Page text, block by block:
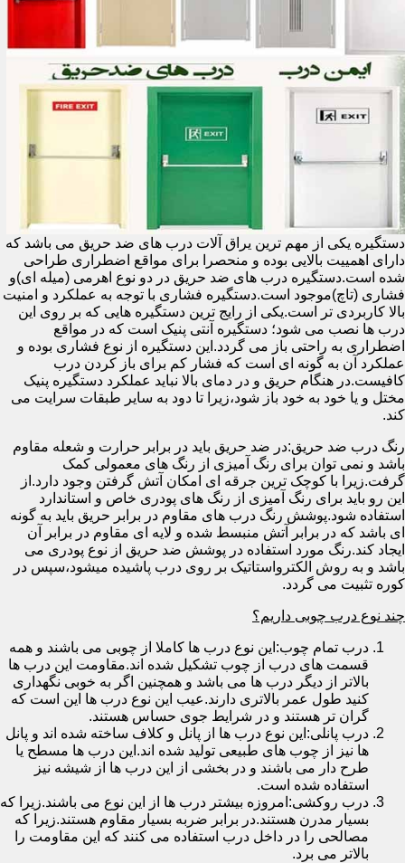
دستگیره یکی از مهم ترین یراق آلات درب های ضد حریق می باشد که
دارای اهمییت بالایی بوده و منحصرا برای مواقع اضطراری طراحی
شده است.دستگیره درب های ضد حریق در دو نوع اهرمی (میله ای)و
فشاری (تاچ)موجود است.دستگیره فشاری با توجه به عملکرد و امنیت
بالا کاربردی تر است.یکی از رایج ترین دستگیره هایی که بر روی این
درب ها نصب می شود؛ دستگیره آنتی پنیک است که در مواقع
اضطراری به راحتی باز می گردد.این دستگیره از نوع فشاری بوده و
عملکرد آن به گونه ای است که فشار کم برای باز کردن درب
کافیست.در هنگام حریق و در دمای بالا نباید عملکرد دستگیره پنیک
مختل و یا خود به خود باز شود،زیرا تا دود به سایر طبقات سرایت می
کند.
رنگ درب ضد حریق:در ضد حریق باید در برابر حرارت و شعله مقاوم
باشد و نمی توان برای رنگ آمیزی از رنگ های معمولی کمک
گرفت.زیرا با کوچک ترین جرقه ای امکان آتش گرفتن وجود دارد.از
این رو باید برای رنگ آمیزی از رنگ های پودری خاص و استاندارد
استفاده شود.پوشش رنگ درب های مقاوم در برابر حریق باید به گونه
ای باشد که در برابر آتش منبسط شده و لایه ای مقاوم در برابر آن
ایجاد کند.رنگ مورد استفاده در پوشش ضد حریق از نوع پودری می
باشد و به روش الکترواستاتیک بر روی درب پاشیده میشود،سپس در
کوره تثبیت می گردد.
چند نوع درب چوبی داریم؟
درب تمام چوب:این نوع درب ها کاملا از چوبی می باشند و همه
قسمت های درب از چوب تشکیل شده اند.مقاومت این درب ها
بالاتر از دیگر درب ها می باشد و همچنین اگر به خوبی نگهداری
کنید طول عمر بالاتری دارند.عیب این نوع درب ها این است که
گران تر هستند و در شرایط جوی حساس هستند.
درب پانلی:این نوع درب ها از پانل و کلاف ساخته شده اند و پانل
ها نیز از چوب های طبیعی تولید شده اند.این درب ها مسطح یا
طرح دار می باشند و در بخشی از این درب ها از شیشه نیز
استفاده شده است.
درب روکشی:امروزه بیشتر درب ها از این نوع می باشند.زیرا که
بسیار مدرن هستند.در برابر ضربه بسیار مقاوم هستند.زیرا که
مصالحی را در داخل درب استفاده می کنند که این مقاومت را
بالاتر می برد.